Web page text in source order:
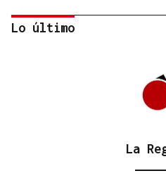
Lo último
La